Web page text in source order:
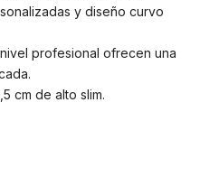
y diseño curvo
profesional ofrecen una
cm de alto slim.